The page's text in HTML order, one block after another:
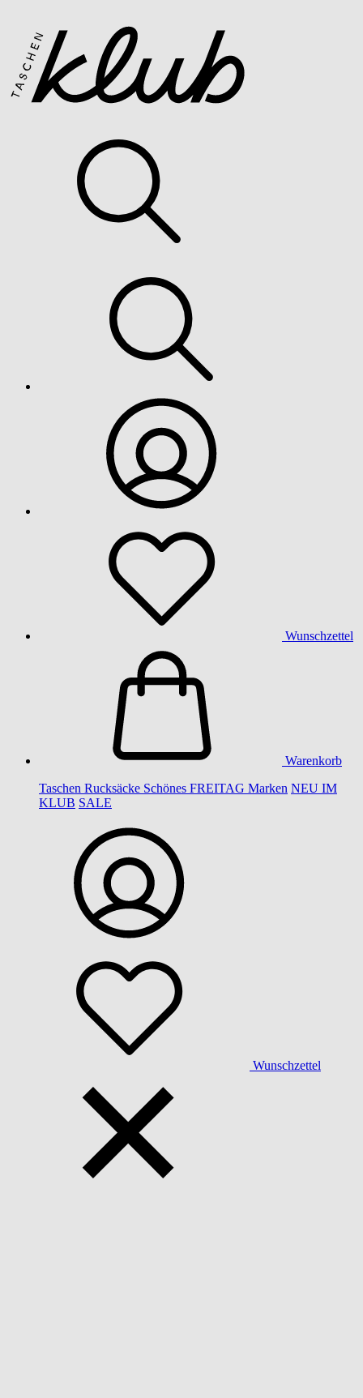
Wunschzettel
Warenkorb
Taschen Rucksäcke Schönes FREITAG Marken NEU IM
KLUB SALE
Wunschzettel